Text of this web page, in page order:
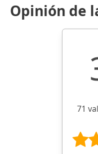
Opinión de
71